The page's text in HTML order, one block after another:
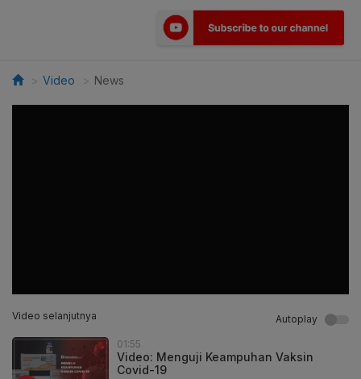
Video News
Video selanjutnya Autoplay
01:55
Video: Menguji Keampuhan Vaksin
Covid-19